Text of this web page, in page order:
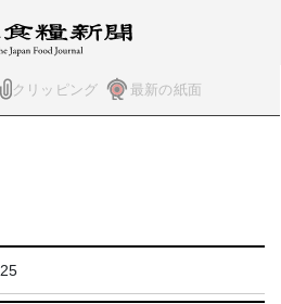
クリッピング 最新の紙面